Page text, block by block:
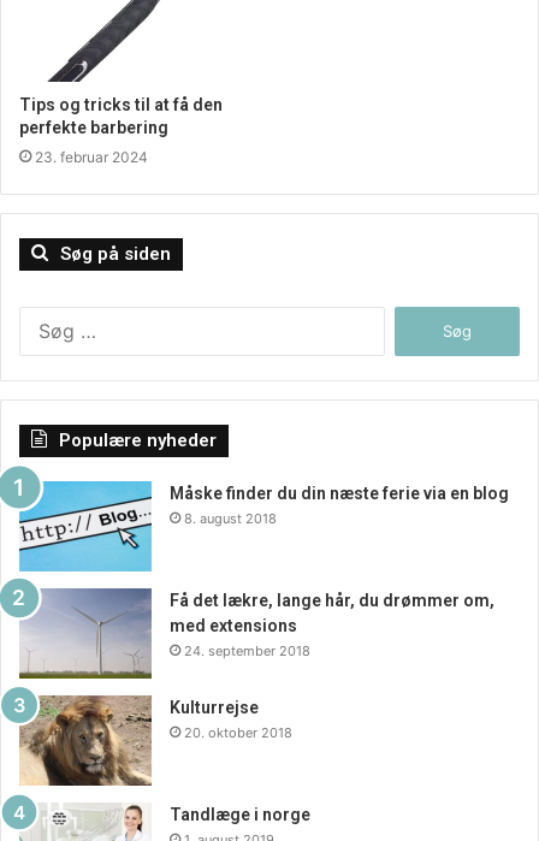
Tips og tricks til at få den
perfekte barbering
23. februar 2024
Søg på siden
Populære nyheder
Måske finder du din næste ferie via en blog
8. august 2018
Få det lækre, lange hår, du drømmer om,
med extensions
24. september 2018
Kulturrejse
20. oktober 2018
Tandlæge i norge